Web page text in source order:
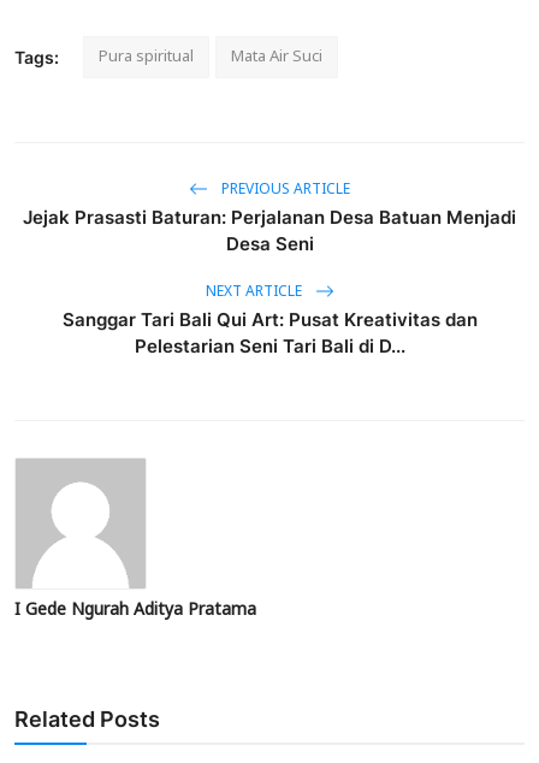
Tags: Pura spiritual Mata Air Suci
PREVIOUS ARTICLE
Jejak Prasasti Baturan: Perjalanan Desa Batuan Menjadi
Desa Seni
NEXT ARTICLE
Sanggar Tari Bali Qui Art: Pusat Kreativitas dan
Pelestarian Seni Tari Bali di D...
I Gede Ngurah Aditya Pratama
Related Posts